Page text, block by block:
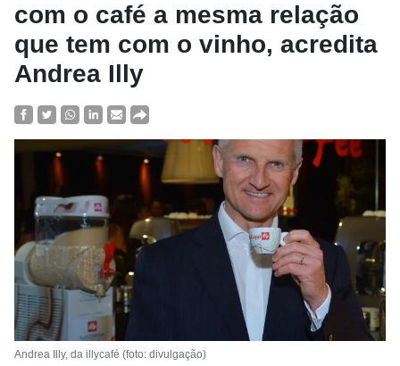
com o café a mesma relação
que tem com o vinho, acredita
Andrea Illy
Andrea Illy, da illycafé (foto: divulgação)